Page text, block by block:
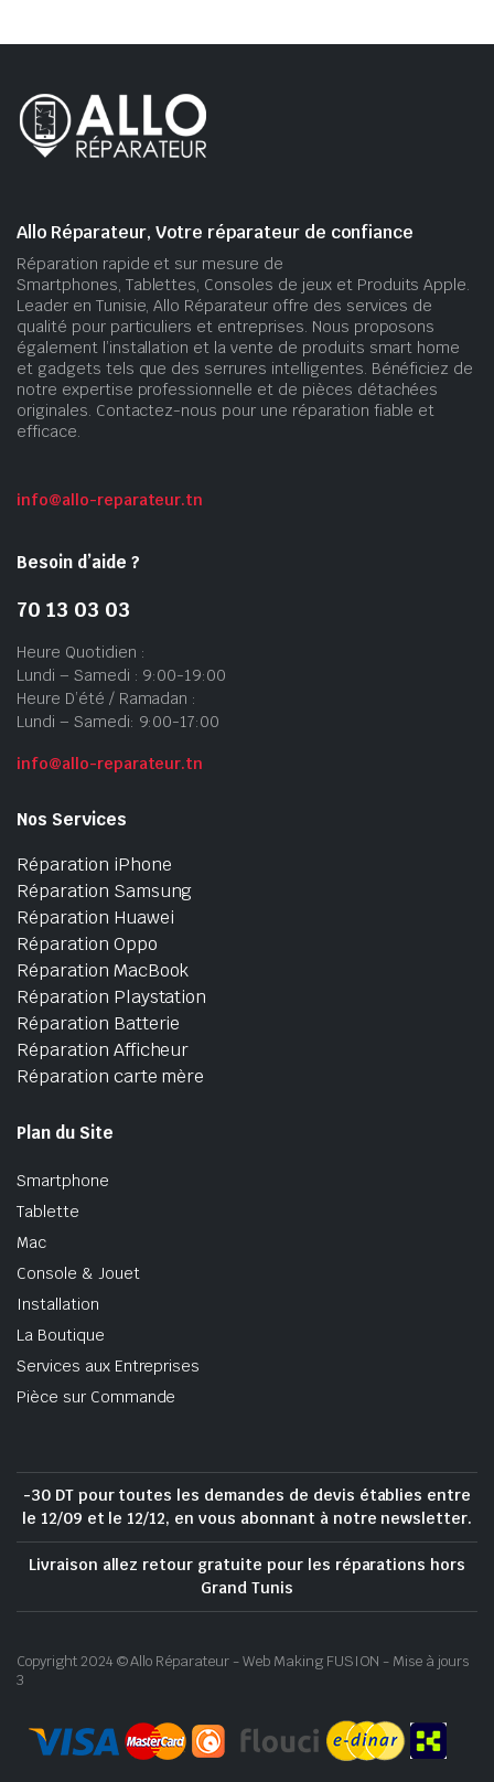
Allo Réparateur, Votre réparateur de confiance
Réparation rapide et sur mesure de
Smartphones, Tablettes, Consoles de jeux et Produits Apple.
Leader en Tunisie, Allo Réparateur offre des services de
qualité pour particuliers et entreprises. Nous proposons
également l’installation et la vente de produits smart home
et gadgets tels que des serrures intelligentes. Bénéficiez de
notre expertise professionnelle et de pièces détachées
originales. Contactez-nous pour une réparation fiable et
efficace.
info@allo-reparateur.tn
Besoin d’aide ?
70 13 03 03
Heure Quotidien :
Lundi – Samedi : 9:00-19:00
Heure D’été / Ramadan :
Lundi – Samedi: 9:00-17:00
info@allo-reparateur.tn
Nos Services
Réparation iPhone
Réparation Samsung
Réparation Huawei
Réparation Oppo
Réparation MacBook
Réparation Playstation
Réparation Batterie
Réparation Afficheur
Réparation carte mère
Plan du Site
Smartphone
Tablette
Mac
Console & Jouet
Installation
La Boutique
Services aux Entreprises
Pièce sur Commande
-30 DT pour toutes les demandes de devis établies entre
le 12/09 et le 12/12, en vous abonnant à notre newsletter.
Livraison allez retour gratuite pour les réparations hors
Grand Tunis
Copyright 2024 © Allo Réparateur - Web Making FUSION - Mise à jours
3